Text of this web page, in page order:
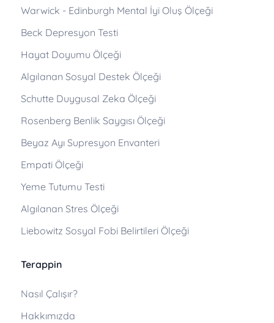
Terappin
Nasıl Çalışır?
Hakkımızda
Warwick - Edinburgh Mental İyi Oluş Ölçeği
Beck Depresyon Testi
Hayat Doyumu Ölçeği
Algılanan Sosyal Destek Ölçeği
Schutte Duygusal Zeka Ölçeği
Rosenberg Benlik Saygısı Ölçeği
Beyaz Ayı Supresyon Envanteri
Empati Ölçeği
Yeme Tutumu Testi
Algılanan Stres Ölçeği
Liebowitz Sosyal Fobi Belirtileri Ölçeği